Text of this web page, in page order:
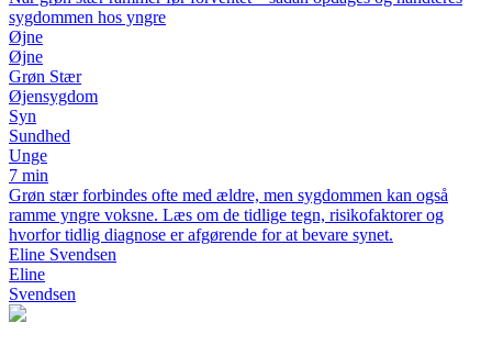
sygdommen hos yngre
Øjne
Øjne
Grøn Stær
Øjensygdom
Syn
Sundhed
Unge
7 min
Grøn stær forbindes ofte med ældre, men sygdommen kan også
ramme yngre voksne. Læs om de tidlige tegn, risikofaktorer og
hvorfor tidlig diagnose er afgørende for at bevare synet.
Eline Svendsen
Eline
Svendsen